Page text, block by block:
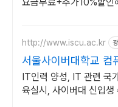
http://www.iscu.ac.kr
서울사이버대학교
가을학기 신편입생
IT인력 양성, IT 관련 국
육실시, 사이버대 신입생